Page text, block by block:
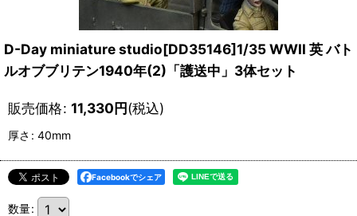
D-Day miniature studio[DD35146]1/35 WWII 英 バト
ルオブブリテン1940年(2)「護送中」3体セット
販売価格: 11,330円(税込)
厚さ : 40mm
Facebookでシェア
数量: